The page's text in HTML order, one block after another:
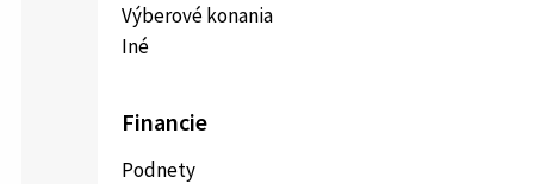
Výberové konania
Iné
Financie
Podnety